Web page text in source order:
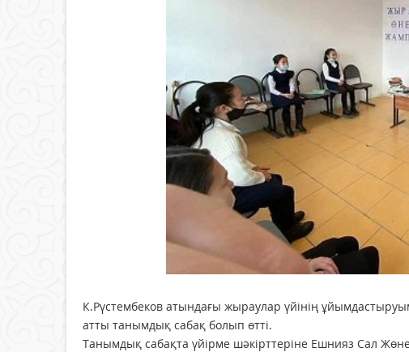
К.Рүстембеков атындағы жыраулар үйінің
атты танымдық сабақ болып өтті.
Танымдық сабақта үйірме шәкірттеріне Ешнияз Сал